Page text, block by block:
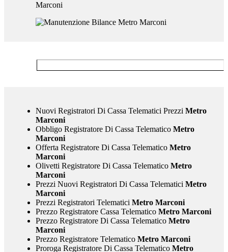
Nuovi Registratori Di Cassa Telematici Prezzi Metro
Marconi
Obbligo Registratore Di Cassa TelematicoMetro
Marconi
Offerta Registratore Di Cassa TelematicoMetro
Marconi
Olivetti Registratore Di Cassa TelematicoMetro
Marconi
Prezzi Nuovi Registratori Di Cassa Telematici Metro
Marconi
Prezzi Registratori Telematici Metro Marconi
Prezzo Registratore Cassa TelematicoMetro Marconi
Prezzo Registratore Di Cassa TelematicoMetro
Marconi
Prezzo Registratore TelematicoMetro Marconi
Proroga Registratore Di Cassa TelematicoMetro